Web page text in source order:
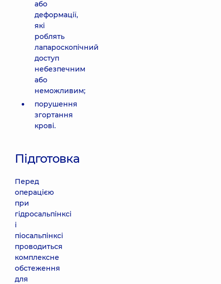
або
деформації,
які
роблять
лапароскопічний
доступ
небезпечним
або
неможливим;
порушення
згортання
крові.
Підготовка
Перед
операцією
при
гідросальпінксі
і
піосальпінксі
проводиться
комплексне
обстеження
для